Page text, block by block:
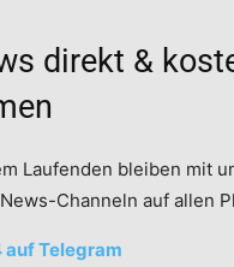
direkt &
Laufenden bleiben mit
Channeln auf allen
auf Telegram